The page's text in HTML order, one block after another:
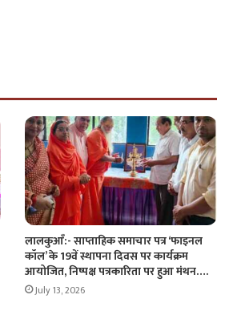
लालकुआँ:- साप्ताहिक समाचार पत्र ‘फाइनल
कॉल’ के 19वें स्थापना दिवस पर कार्यक्रम
आयोजित, निष्पक्ष पत्रकारिता पर हुआ मंथन….
July 13, 2026